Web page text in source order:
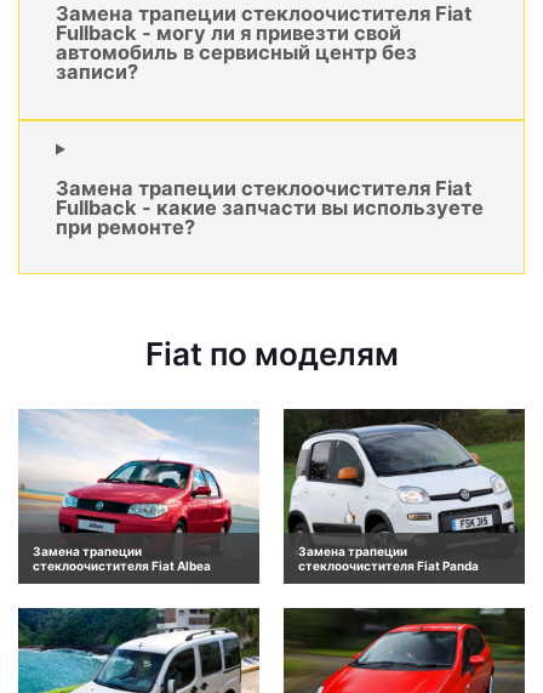
Замена трапеции стеклоочистителя Fiat
Fullback - могу ли я привезти свой
автомобиль в сервисный центр без
записи?
Замена трапеции стеклоочистителя Fiat
Fullback - какие запчасти вы используете
при ремонте?
Fiat по моделям
Замена трапеции
стеклоочистителя Fiat Albea
Замена трапеции
стеклоочистителя Fiat Panda